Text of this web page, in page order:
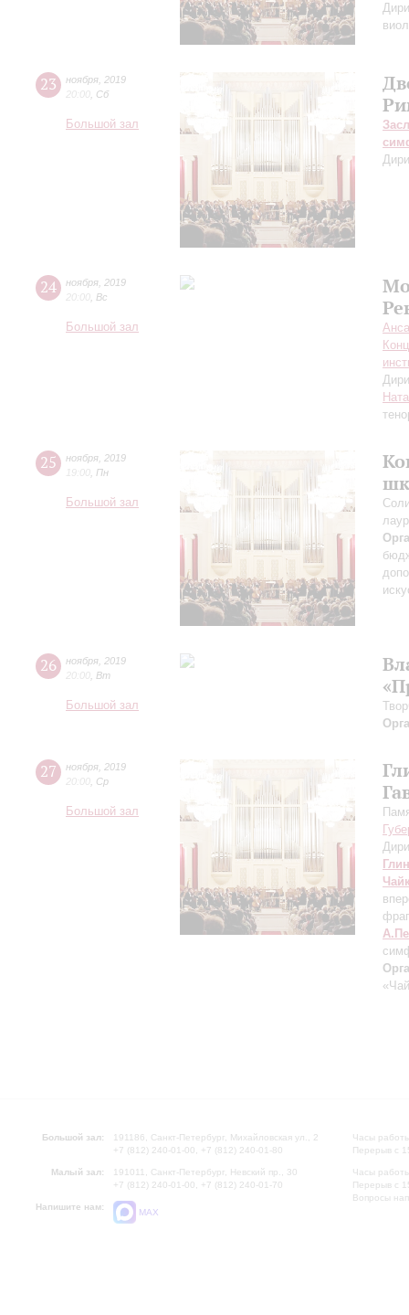
23 ноября 2019
20:00 Сб
Большой зал
24 ноября 2019
20:00 Вс
Большой зал
25 ноября 2019
19:00 Пн
Большой зал
26 ноября 2019
20:00 Вт
Большой зал
27 ноября 2019
20:00 Ср
Большой зал
Большой зал:
191186, Санкт-Петербург, Михайловская ул., 2
+7 (812) 240-01-00, +7 (812) 240-01-80
Малый зал:
191011, Санкт-Петербург, Невский пр., 30
+7 (812) 240-01-00, +7 (812) 240-01-70
Напишите нам:
MAX
Часы
Перерыв с
Часы
Перерыв с
Вопросы